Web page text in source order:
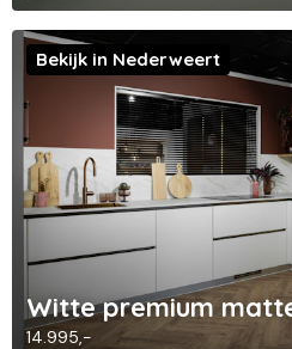
Witte premium
14.995,-
Bekijk in Nederweert